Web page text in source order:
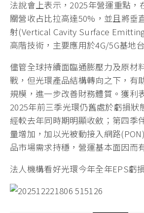
法說會上表示，2025年營運重點，
關營收占比拉高達50%，並且將垂
射(Vertical Cavity Surface
高階技術，主要應用於4G/5G基地
儘管全球持續面臨通膨壓力及原材
戰，但光環產品結構轉向之下，有
規模，進一步改善財務體質。獲利
2025年前三季光環仍舊處於虧損狀
經較去年同時期明顯收斂；第四季
量增加，加以光被動接入網路
品市場需求持穩，營運基本面因而
法人機構看好光環今年全年EPS虧